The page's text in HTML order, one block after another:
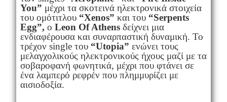
You” μέχρι τα σκοτεινά ηλεκτρονικά στοιχεία
του ομότιτλου “Xenos” και του“Serpents
Egg”, ο Leon Of Athensδείχνει μια
ενδιαφέρουσα και συναρπαστική δυναμική. Το
τρέχον single του “Utopia” ενώνει τους
μελαγχολικούς ηλεκτρονικούς ήχους μαζί με τα
σοβαροφανή φωνητικά, μέχρι που φτάνει σε
ένα λαμπερό ρεφρέν που πλημμυρίζει με
αισιοδοξία.